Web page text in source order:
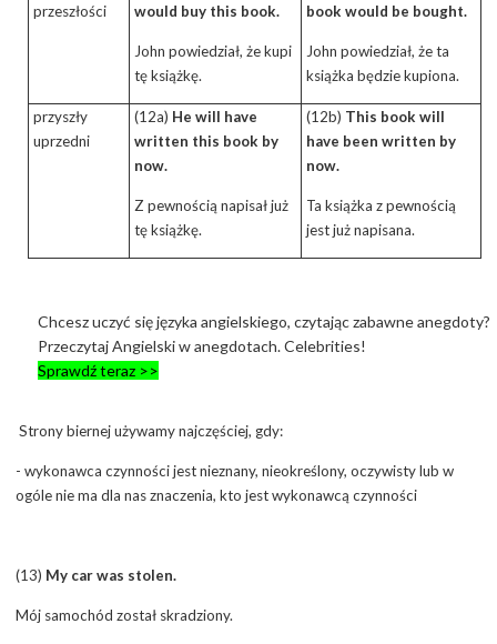
przeszłości
would buy this book.
John powiedział, że kupi
tę książkę.
book would be bought.
John powiedział, że ta
książka będzie kupiona.
przyszły
uprzedni
(12a) He will have
written this book by
now.
Z pewnością napisał już
tę książkę.
(12b) This book will
have been written by
now.
Ta książka z pewnością
jest już napisana.
Chcesz uczyć się języka angielskiego, czytając zabawne anegdoty?
Przeczytaj Angielski w anegdotach. Celebrities!
Sprawdź teraz >>
Strony biernej używamy najczęściej, gdy:
- wykonawca czynności jest nieznany, nieokreślony, oczywisty lub w
ogóle nie ma dla nas znaczenia, kto jest wykonawcą czynności
(13) My car was stolen.
Mój samochód został skradziony.